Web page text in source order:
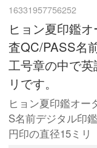
16331957756252
ヒョン夏印鑑
査QC/PASS名
工号章の中で
リです。
ヒョン夏印鑑オー
S名前デジタル印
円印の直径15ミリ